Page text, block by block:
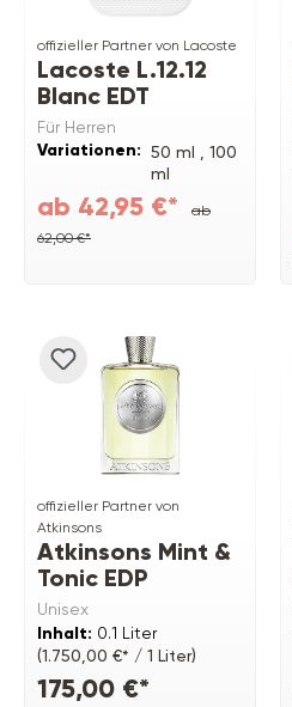
offizieller Partner von Lacoste
Lacoste L.12.12
Blanc EDT
Für Herren
Variationen: 50 ml , 100
ml
ab 42,95 €*
ab
62,00 €*
offizieller Partner von
Atkinsons
Atkinsons Mint &
Tonic EDP
Unisex
Inhalt: 0.1 Liter
(1.750,00 €* / 1 Liter)
175,00 €*